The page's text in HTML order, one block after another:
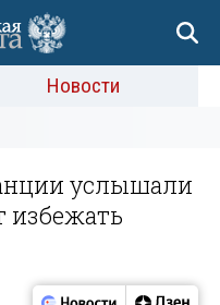
Новости
услышали
избежать